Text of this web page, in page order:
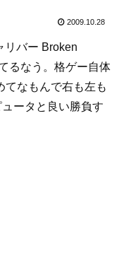
2009.10.28
リバー Broken
るなう。格ゲー自体
てなもんで右も左も
ータと良い勝負す